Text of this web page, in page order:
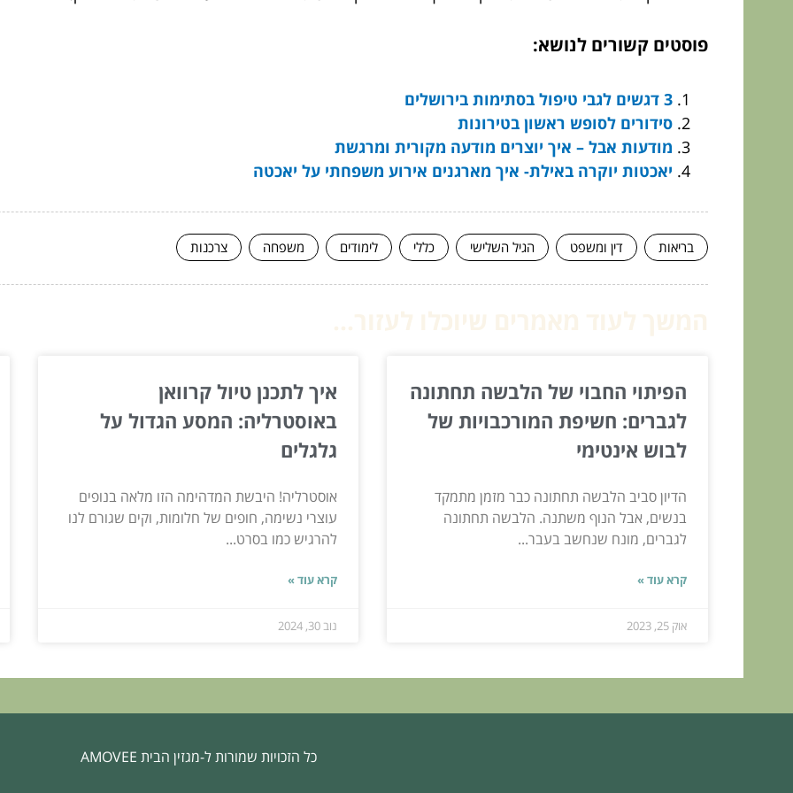
פוסטים קשורים לנושא:
3 דגשים לגבי טיפול בסתימות בירושלים
סידורים לסופש ראשון בטירונות
מודעות אבל – איך יוצרים מודעה מקורית ומרגשת
יאכטות יוקרה באילת- איך מארגנים אירוע משפחתי על יאכטה
בריאות דין ומשפט הגיל השלישי כללי לימודים משפחה צרכנות
הפיתוי החבוי של הלבשה תחתונה
לגברים: חשיפת המורכבויות של
לבוש אינטימי
הדיון סביב הלבשה תחתונה כבר מזמן מתמקד
בנשים, אבל הנוף משתנה. הלבשה תחתונה
לגברים, מונח שנחשב בעבר...
קרא עוד »
אוק 25, 2023
איך לתכנן טיול קרוואן
באוסטרליה: המסע הגדול על
גלגלים
אוסטרליה! היבשת המדהימה הזו מלאה בנופים
עוצרי נשימה, חופים של חלומות, וקים שגורם לנו
להרגיש כמו בסרט...
קרא עוד »
נוב 30, 2024
כל הזכויות שמורות ל-מגזין הבית AMOVEE